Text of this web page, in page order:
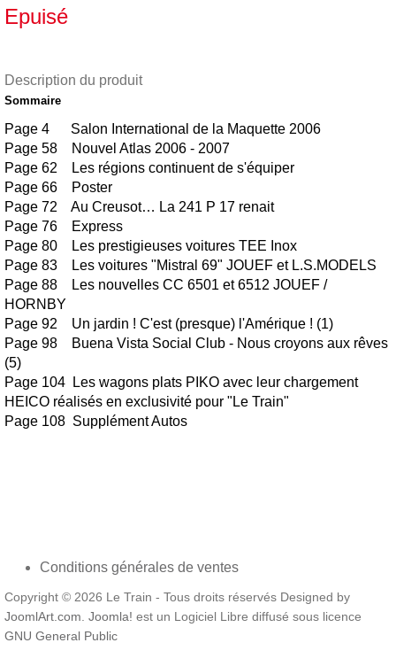
Epuisé
Description du produit
Sommaire
Page 4 Salon International de la Maquette 2006
Page 58 Nouvel Atlas 2006 - 2007
Page 62 Les régions continuent de s'équiper
Page 66 Poster
Page 72 Au Creusot… La 241 P 17 renait
Page 76 Express
Page 80 Les prestigieuses voitures TEE Inox
Page 83 Les voitures "Mistral 69" JOUEF et L.S.MODELS
Page 88 Les nouvelles CC 6501 et 6512 JOUEF /
HORNBY
Page 92 Un jardin ! C'est (presque) l'Amérique ! (1)
Page 98 Buena Vista Social Club - Nous croyons aux rêves
(5)
Page 104 Les wagons plats PIKO avec leur chargement
HEICO réalisés en exclusivité pour "Le Train"
Page 108 Supplément Autos
Conditions générales de ventes
Copyright © 2026 Le Train - Tous droits réservés Designed by
JoomlArt.com. Joomla! est un Logiciel Libre diffusé sous licence
GNU General Public